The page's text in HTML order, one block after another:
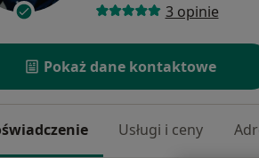
3 opinie
Pokaż dane kontaktowe
Usługi i ceny